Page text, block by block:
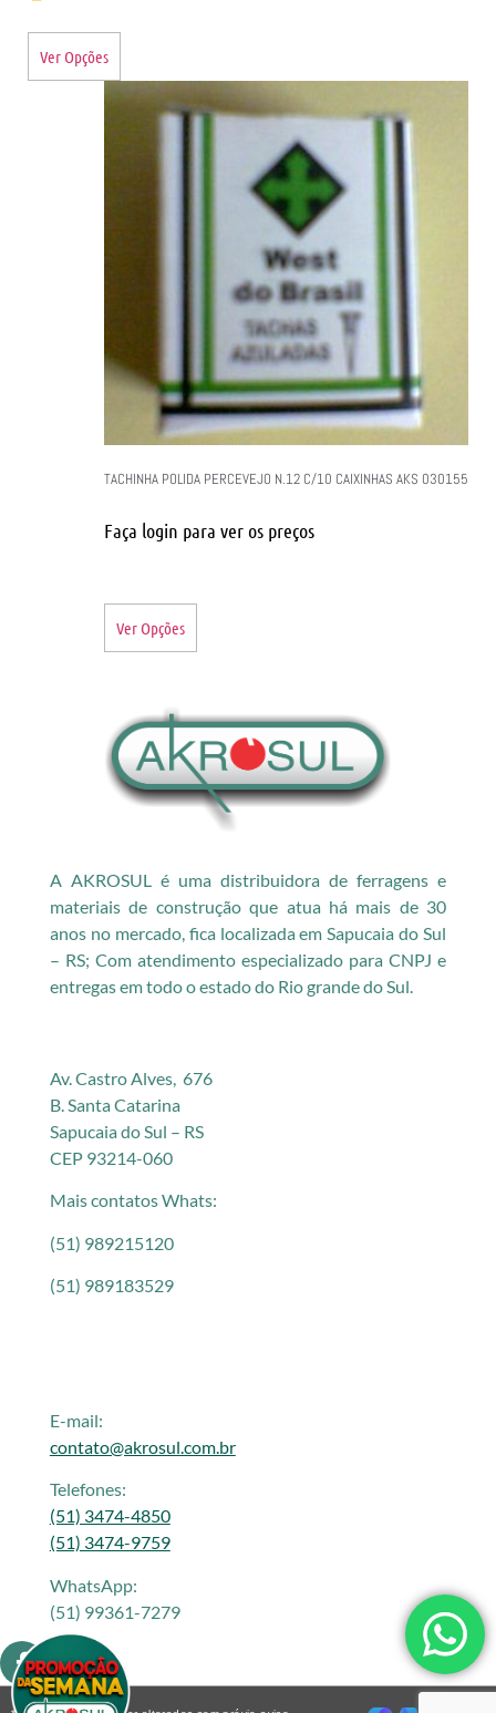
Ver Opções
TACHINHA POLIDA PERCEVEJO N.12 C/10 CAIXINHAS AKS 030155
Faça login para ver os preços
Ver Opções
A AKROSUL é uma distribuidora de ferragens e
materiais de construção que atua há mais de 30
anos no mercado, fica localizada em Sapucaia do Sul
– RS; Com atendimento especializado para CNPJ e
entregas em todo o estado do Rio grande do Sul.
Av. Castro Alves, 676
B. Santa Catarina
Sapucaia do Sul – RS
CEP 93214-060
Mais contatos Whats:
(51) 989215120
(51) 989183529
E-mail:
contato@akrosul.com.br
Telefones:
(51) 3474-4850
(51) 3474-9759
WhatsApp:
(51) 99361-7279